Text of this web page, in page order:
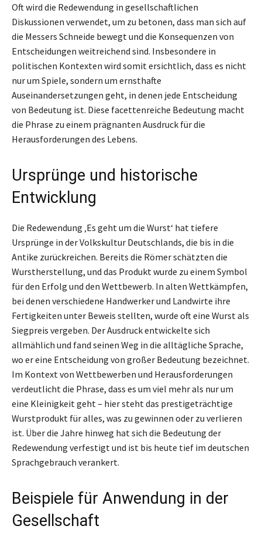
Oft wird die Redewendung in gesellschaftlichen
Diskussionen verwendet, um zu betonen, dass man sich auf
die Messers Schneide bewegt und die Konsequenzen von
Entscheidungen weitreichend sind. Insbesondere in
politischen Kontexten wird somit ersichtlich, dass es nicht
nur um Spiele, sondern um ernsthafte
Auseinandersetzungen geht, in denen jede Entscheidung
von Bedeutung ist. Diese facettenreiche Bedeutung macht
die Phrase zu einem prägnanten Ausdruck für die
Herausforderungen des Lebens.
Ursprünge und historische
Entwicklung
Die Redewendung ‚Es geht um die Wurst‘ hat tiefere
Ursprünge in der Volkskultur Deutschlands, die bis in die
Antike zurückreichen. Bereits die Römer schätzten die
Wurstherstellung, und das Produkt wurde zu einem Symbol
für den Erfolg und den Wettbewerb. In alten Wettkämpfen,
bei denen verschiedene Handwerker und Landwirte ihre
Fertigkeiten unter Beweis stellten, wurde oft eine Wurst als
Siegpreis vergeben. Der Ausdruck entwickelte sich
allmählich und fand seinen Weg in die alltägliche Sprache,
wo er eine Entscheidung von großer Bedeutung bezeichnet.
Im Kontext von Wettbewerben und Herausforderungen
verdeutlicht die Phrase, dass es um viel mehr als nur um
eine Kleinigkeit geht – hier steht das prestigeträchtige
Wurstprodukt für alles, was zu gewinnen oder zu verlieren
ist. Über die Jahre hinweg hat sich die Bedeutung der
Redewendung verfestigt und ist bis heute tief im deutschen
Sprachgebrauch verankert.
Beispiele für Anwendung in der
Gesellschaft